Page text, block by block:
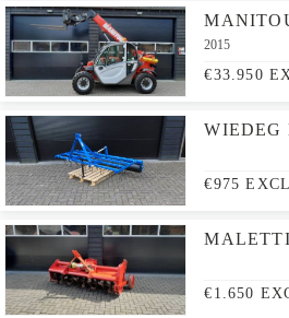
2015
€33.950
€975 EXCL.
€1.650